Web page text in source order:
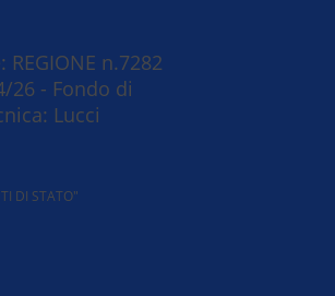
n.7282
26 - Fondo di
Lucci
DI STATO"